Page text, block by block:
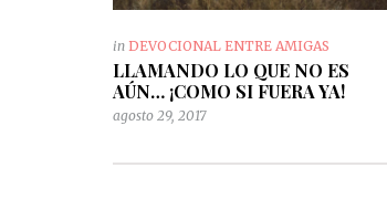
in DEVOCIONAL ENTRE AMIGAS
LLAMANDO LO QUE NO ES
AÚN… ¡COMO SI FUERA YA!
agosto 29, 2017